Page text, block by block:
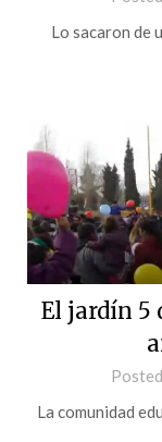
Lo sacaron de
El jardín 5
La comunidad